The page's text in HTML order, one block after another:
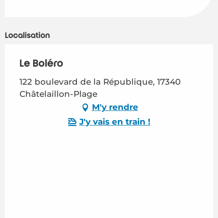
Localisation
Le Boléro
122 boulevard de la République, 17340
Châtelaillon-Plage
M'y rendre
J'y vais en train !